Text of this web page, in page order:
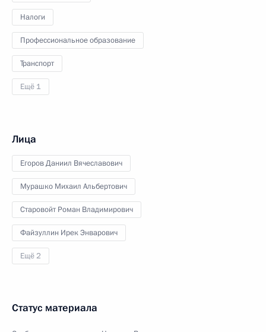
Налоги
Профессиональное образование
Транспорт
Ещё 1
Лица
Егоров Даниил Вячеславович
Мурашко Михаил Альбертович
Старовойт Роман Владимирович
Файзуллин Ирек Энварович
Ещё 2
Статус материала